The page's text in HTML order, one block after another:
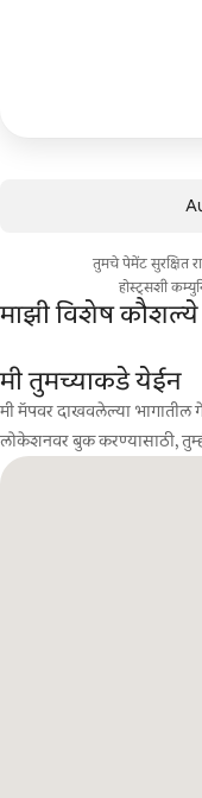
तुमचे पेमेंट सुरक्षित
होस्ट्सशी
माझी विशेष कौशल्ये
मी तुमच्याकडे येईन
मी मॅपवर दाखवलेल्या भागातील
लोकेशनवर बुक करण्यासाठी,